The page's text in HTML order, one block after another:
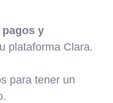
y
plataforma Clara.
para tener un